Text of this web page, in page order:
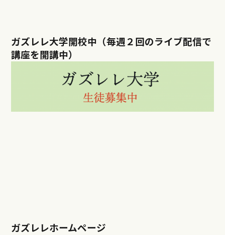
ガズレレ大学開校中（毎週２回のライブ配信で
講座を開講中）
ガズレレホームページ